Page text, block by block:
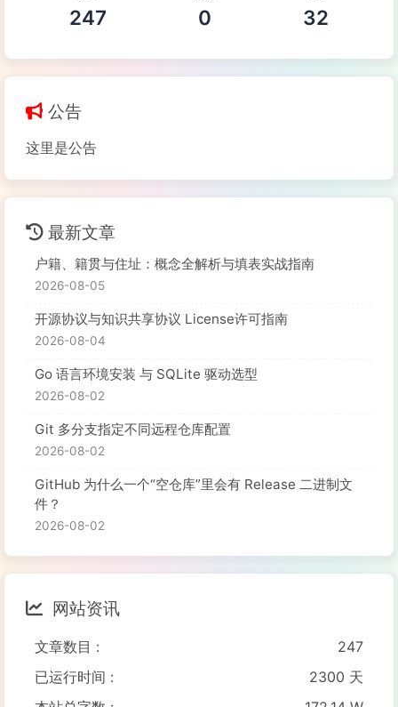
247 0 32
公告
这里是公告
最新文章
户籍、籍贯与住址：概念全解析与填表实战指南
2026-08-05
开源协议与知识共享协议 License许可指南
2026-08-04
Go 语言环境安装 与 SQLite 驱动选型
2026-08-02
Git 多分支指定不同远程仓库配置
2026-08-02
GitHub 为什么一个“空仓库”里会有 Release 二进制文
件？
2026-08-02
网站资讯
文章数目 :
247
已运行时间 :
2300 天